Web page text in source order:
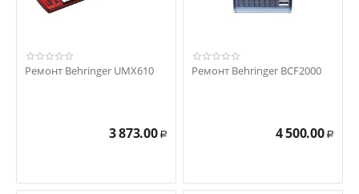
Ремонт Behringer UMX610
3 873.00 Р
Ремонт Behringer BCF2000
4 500.00 Р